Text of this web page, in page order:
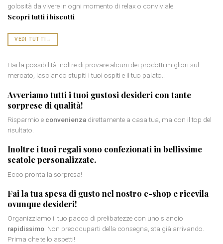
golosità da vivere in ogni momento di relax o conviviale.
Scopri tutti i biscotti
VEDI TUTTI →
Hai la possibilità inoltre di provare alcuni dei prodotti migliori sul
mercato, lasciando stupiti i tuoi ospiti e il tuo palato..
Avveriamo tutti i tuoi gustosi desideri con tante
sorprese di qualità!
Risparmio e convenienza direttamente a casa tua, ma con il top del
risultato.
Inoltre i tuoi regali sono confezionati in bellissime
scatole personalizzate.
Ecco pronta la sorpresa!
Fai la tua spesa di gusto nel nostro e-shop e ricevila
ovunque desideri!
Organizziamo il tuo pacco di prelibatezze con uno slancio
rapidissimo. Non preoccuparti della consegna, sta già arrivando.
Prima che te lo aspetti!